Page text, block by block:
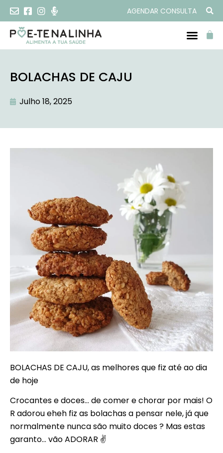
AGENDAR CONSULTA
BOLACHAS DE CAJU
Julho 18, 2025
BOLACHAS DE CAJU, as melhores que fiz até ao dia
de hoje
Crocantes e doces… de comer e chorar por mais! O
R adorou eheh fiz as bolachas a pensar nele, já que
normalmente nunca são muito doces ? Mas estas
garanto… vão ADORAR ✌